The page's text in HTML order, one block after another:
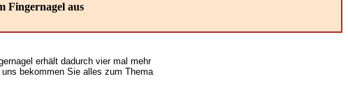
Fingernagel aus
erhält dadurch vier mal mehr
bekommen Sie alles zum Thema